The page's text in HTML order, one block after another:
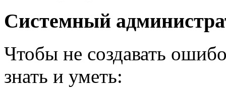
Системный
Чтобы не создавать
знать и уметь: